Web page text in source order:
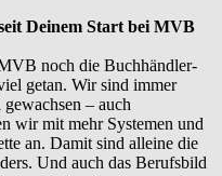
Deinem Start bei MVB
noch die Buchhändler-
getan. Wir sind immer
– auch
wir mit mehr Systemen und
an. Damit sind alleine die
Und auch das Berufsbild